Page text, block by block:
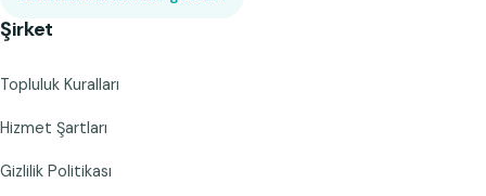
Şirket
Topluluk Kuralları
Hizmet Şartları
Gizlilik Politikası